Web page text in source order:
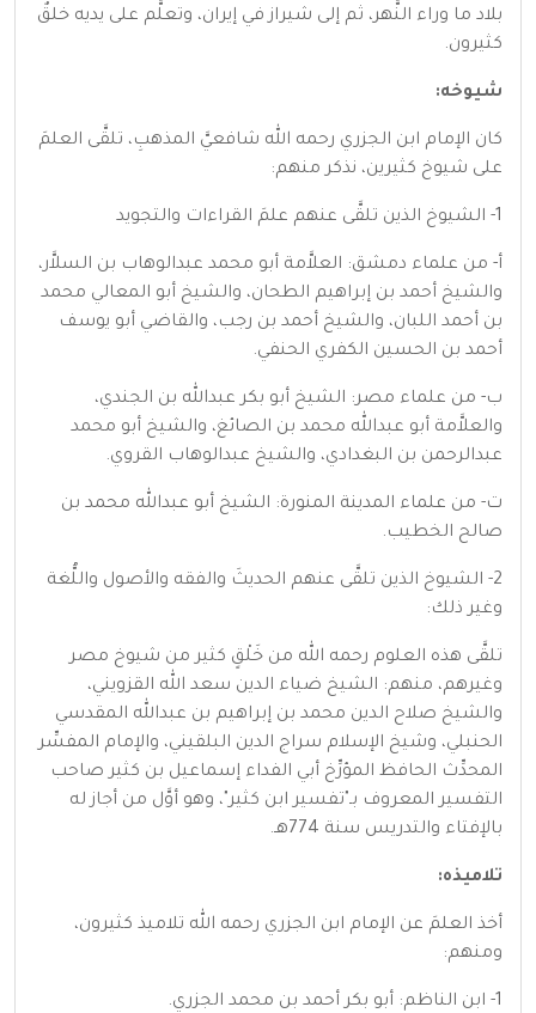
بلاد ما وراء النَّهر، ثم إلى شيراز في إيران، وتعلَّم على يديه خلقٌ
كثيرون.
شيوخه:
كان الإمام ابن الجزري رحمه الله شافعيَّ المذهبِ، تلقَّى العلمَ
على شيوخ كثيرين، نذكر منهم:
1- الشيوخ الذين تلقَّى عنهم علمَ القراءات والتجويد
أ‌- من علماء دمشق: العلاَّمة أبو محمد عبدالوهاب بن السلاَّر،
والشيخ أحمد بن إبراهيم الطحان، والشيخ أبو المعالي محمد
بن أحمد اللبان، والشيخ أحمد بن رجب، والقاضي أبو يوسف
أحمد بن الحسين الكفري الحنفي.
ب‌- من علماء مصر: الشيخ أبو بكر عبدالله بن الجندي،
والعلاَّمة أبو عبدالله محمد بن الصائغ، والشيخ أبو محمد
عبدالرحمن بن البغدادي، والشيخ عبدالوهاب القروي.
ت‌- من علماء المدينة المنورة: الشيخ أبو عبدالله محمد بن
صالح الخطيب.
2- الشيوخ الذين تلقَّى عنهم الحديثَ والفقه والأصول واللُّغة
وغير ذلك:
تلقَّى هذه العلوم رحمه الله من خَلْقٍ كثير من شيوخ مصر
وغيرهم، منهم: الشيخ ضياء الدين سعد الله القزويني،
والشيخ صلاح الدين محمد بن إبراهيم بن عبدالله المقدسي
الحنبلي، وشيخ الإسلام سراج الدين البلقيني، والإمام المفسِّر
المحدِّث الحافظ المؤرِّخ أبي الفداء إسماعيل بن كثير صاحب
التفسير المعروف بـ"تفسير ابن كثير"، وهو أوَّل من أجاز له
بالإفتاء والتدريس سنة 774هـ.
تلاميذه:
أخذ العلمَ عن الإمام ابن الجزري رحمه الله تلاميذ كثيرون،
ومنهم:
1- ابن الناظم: أبو بكر أحمد بن محمد الجزري.